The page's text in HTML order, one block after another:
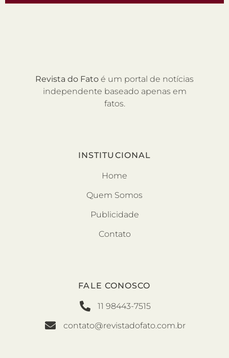
Revista do Fato é um portal de notícias
independente baseado apenas em
fatos.
INSTITUCIONAL
Home
Quem Somos
Publicidade
Contato
FALE CONOSCO
11 98443-7515
contato@revistadofato.com.br